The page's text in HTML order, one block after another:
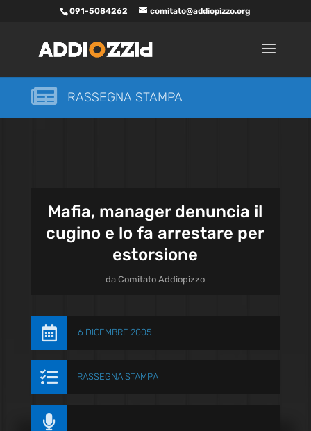
091-5084262 comitato@addiopizzo.org
 RASSEGNA STAMPA
Mafia, manager denuncia il
cugino e lo fa arrestare per
estorsione
daComitato Addiopizzo
 6 DICEMBRE 2005
 RASSEGNA STAMPA
